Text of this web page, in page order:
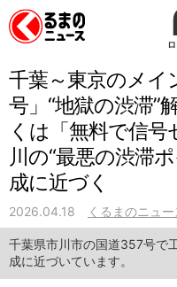
千葉～東京のメイ
号」“地獄の渋滞”
くは「無料で信号
川の“最悪の渋滞
成に近づく
2026.04.18 くるまのニュ
千葉県市川市の国道357号で
成に近づいています。